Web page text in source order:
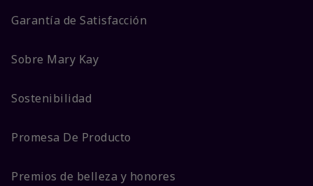
Garantía de Satisfacción
Sobre Mary Kay
Sostenibilidad
Promesa De Producto
Premios de belleza y honores